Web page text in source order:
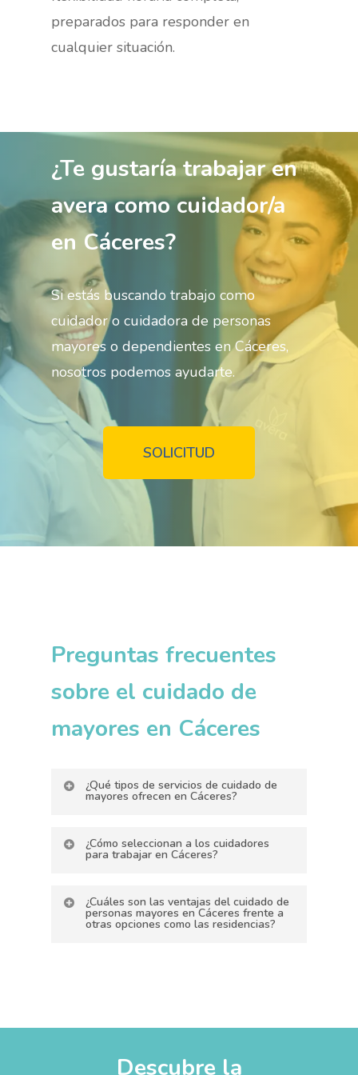
preparados para responder en
cualquier situación.
¿Te gustaría trabajar en
avera como cuidador/a
en Cáceres?
Si estás buscando trabajo como
cuidador o cuidadora de personas
mayores o dependientes en Cáceres,
nosotros podemos ayudarte.
SOLICITUD
Preguntas frecuentes
sobre el cuidado de
mayores en Cáceres
¿Qué tipos de servicios de cuidado de
mayores ofrecen en Cáceres?
En avera Cáceres
, ofrecemos un
servicio de cuidado de mayores
el hogar, cuidado médico y
servicios se personalizan para cada
¿Cómo seleccionan a los cuidadores
para trabajar en Cáceres?
En avera Cáceres, la selección de
nuestros cuidadores se realiza a
¿Cuáles son las ventajas del cuidado de
personas mayores en Cáceres frente a
otras opciones como las residencias?
Descubre la